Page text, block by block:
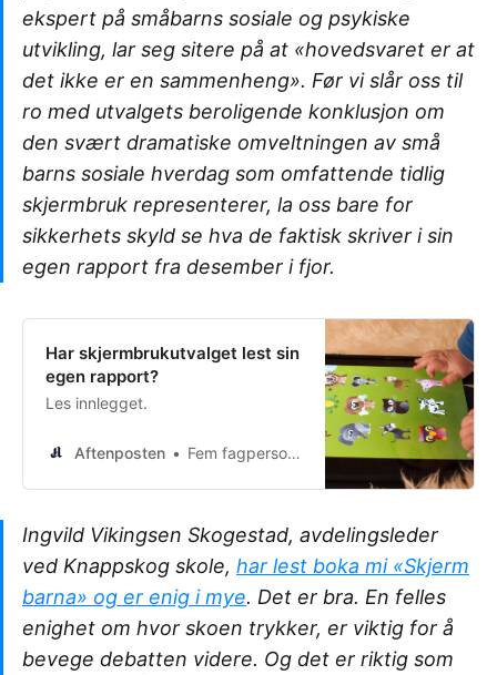
ekspert på småbarns sosiale og psykiske
utvikling, lar seg sitere på at «hovedsvaret er at
det ikke er en sammenheng». Før vi slår oss til
ro med utvalgets beroligende konklusjon om
den svært dramatiske omveltningen av små
barns sosiale hverdag som omfattende tidlig
skjermbruk representerer, la oss bare for
sikkerhets skyld se hva de faktisk skriver i sin
egen rapport fra desember i fjor.
Har skjermbrukutvalget lest sin
egen rapport?
Les innlegget.
Aftenposten Fem fagpersoner
Ingvild Vikingsen Skogestad, avdelingsleder
ved Knappskog skole, har lest boka mi «Skjerm
barna» og er enig i mye. Det er bra. En felles
enighet om hvor skoen trykker, er viktig for å
bevege debatten videre. Og det er riktig som